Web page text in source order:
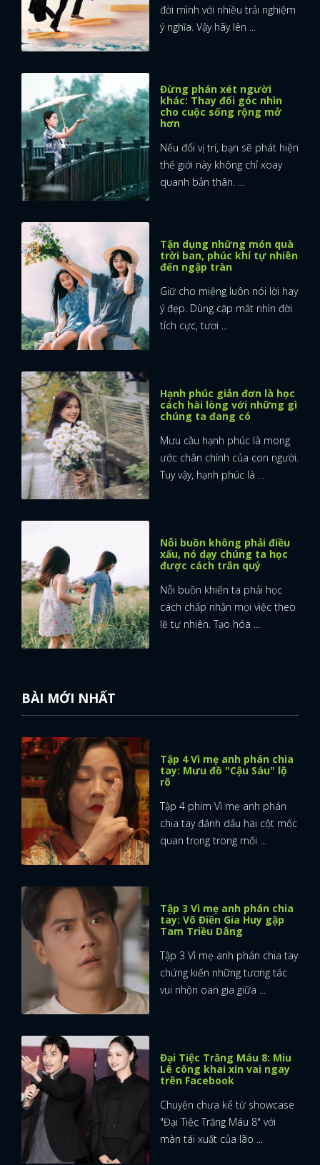
FACEBOOK GOOGLE
đời mình với nhiều trải nghiệm
ý nghĩa. Vậy hãy lên ...
Đừng phán xét người
khác: Thay đổi góc nhìn
cho cuộc sống rộng mở
hơn
Nếu đổi vị trí, bạn sẽ phát hiện
thế giới này không chỉ xoay
quanh bản thân. ...
Tận dụng những món quà
trời ban, phúc khí tự nhiên
đến ngập tràn
Giữ cho miệng luôn nói lời hay
ý đẹp. Dùng cặp mắt nhìn đời
tích cực, tươi ...
Hạnh phúc giản đơn là học
cách hài lòng với những gì
chúng ta đang có
Mưu cầu hạnh phúc là mong
ước chân chính của con người.
Tuy vậy, hạnh phúc là ...
Nỗi buồn không phải điều
xấu, nó dạy chúng ta học
được cách trân quý
Nỗi buồn khiến ta phải học
cách chấp nhận mọi việc theo
lẽ tự nhiên. Tạo hóa ...
BÀI MỚI NHẤT
Tập 4 Vì mẹ anh phán chia
tay: Mưu đồ "Cậu Sáu" lộ
rõ
Tập 4 phim Vì mẹ anh phán
chia tay đánh dấu hai cột mốc
quan trọng trong mối ...
Tập 3 Vì mẹ anh phán chia
tay: Võ Điền Gia Huy gặp
Tam Triều Dâng
Tập 3 Vì mẹ anh phán chia tay
chứng kiến những tương tác
vui nhộn oan gia giữa ...
Đại Tiệc Trăng Máu 8: Miu
Lê công khai xin vai ngay
trên Facebook
Chuyện chưa kể từ showcase
"Đại Tiệc Trăng Máu 8" với
màn tái xuất của lão ...